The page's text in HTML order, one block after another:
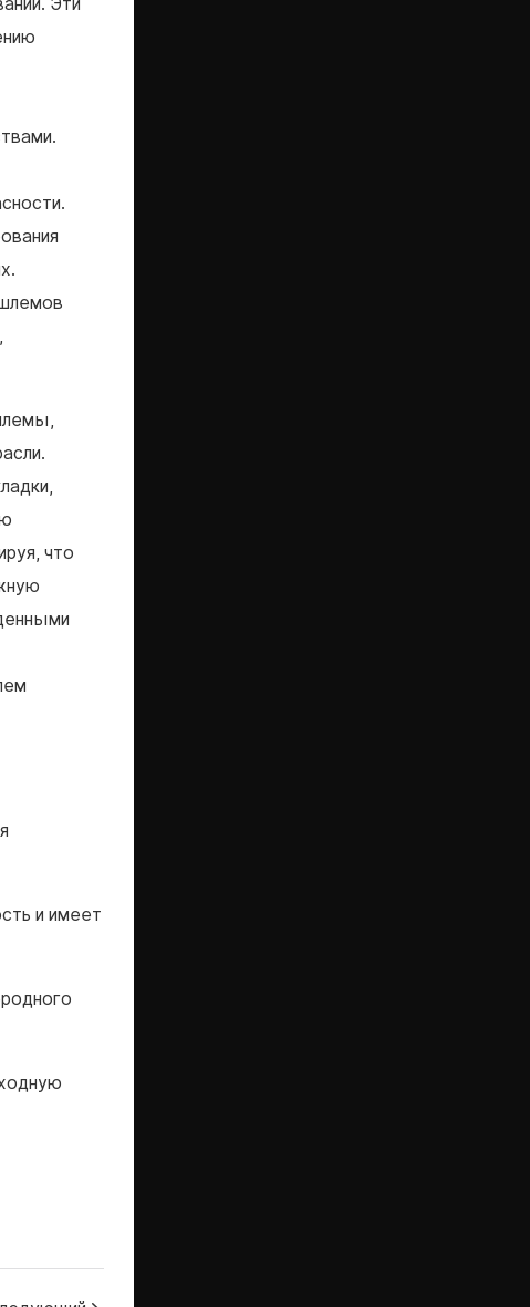
Эти
что
и имеет